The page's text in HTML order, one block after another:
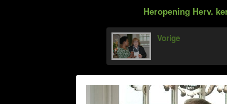
Heropening Herv.
Vorige